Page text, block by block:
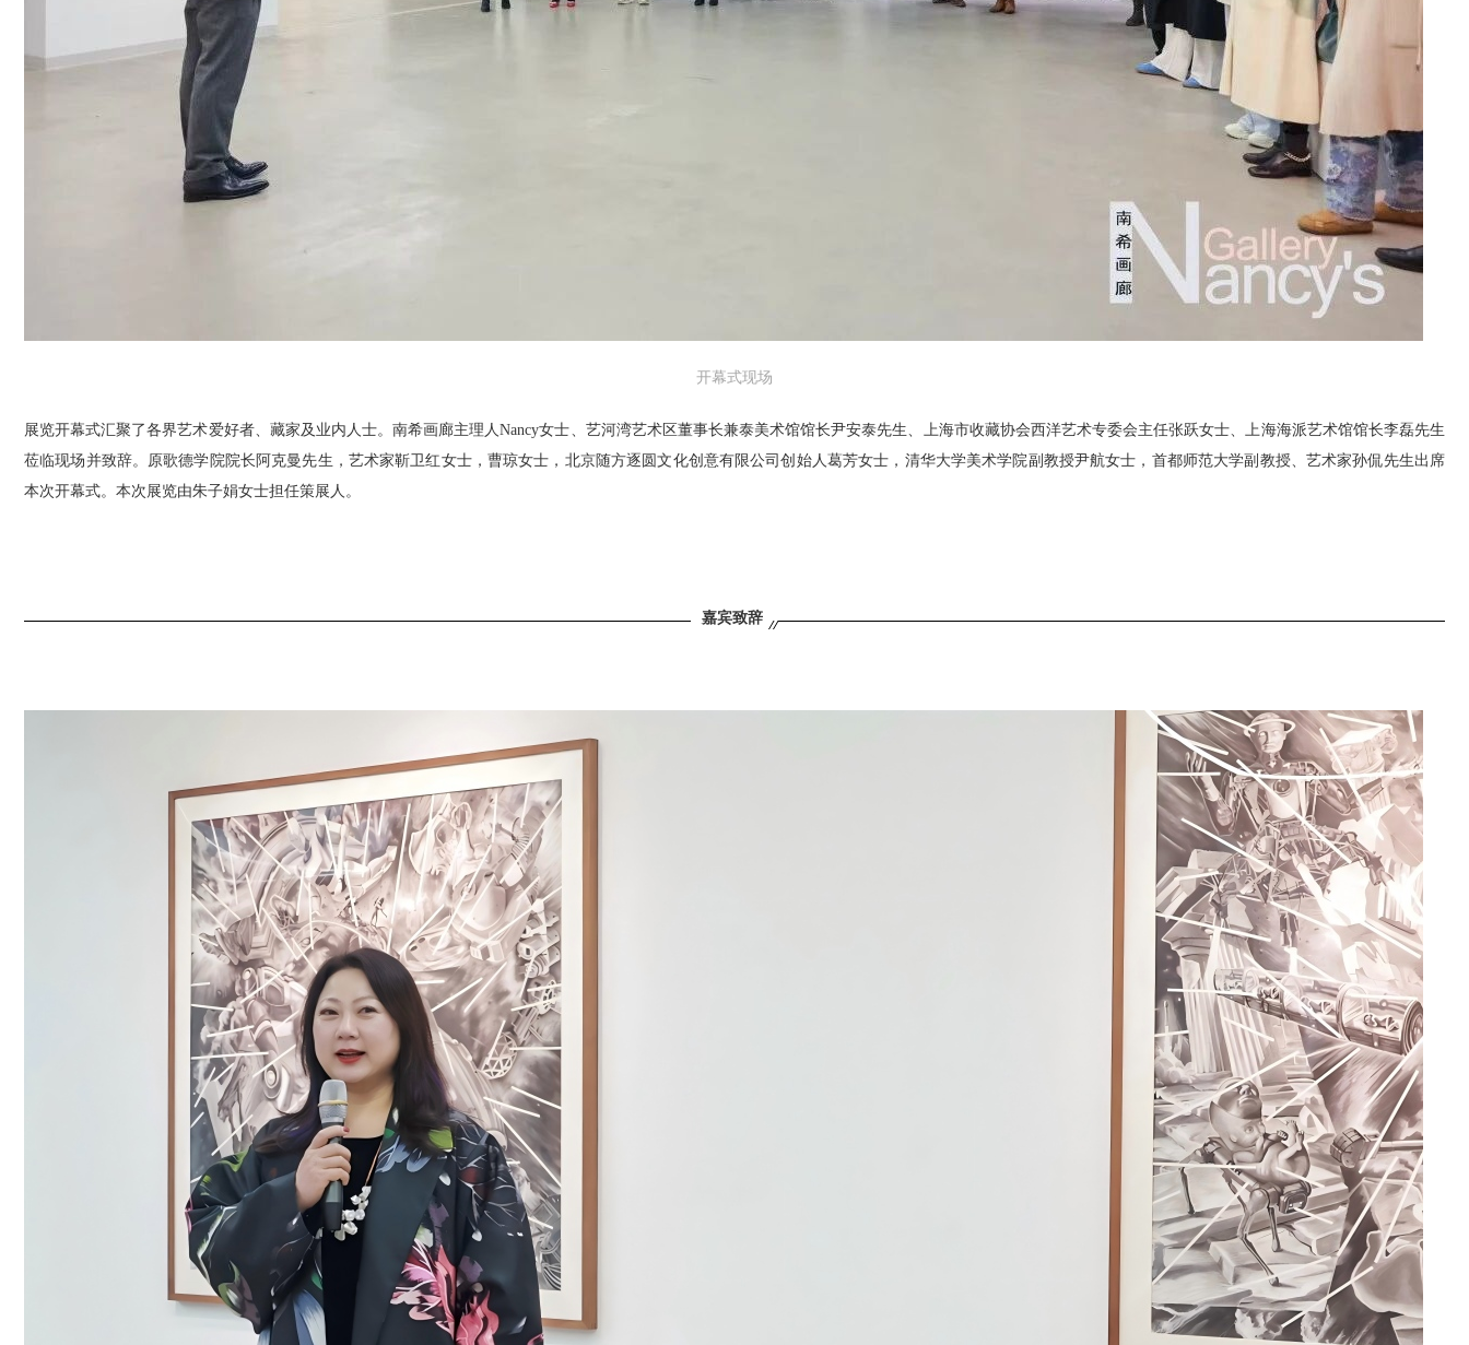
开幕式现场
展览开幕式汇聚了各界艺术爱好者、藏家及业内人士。南希画廊主理人Nancy女士、艺河湾艺术区董事长兼泰美术馆馆长尹安泰先生、上海市收藏协会西洋艺术专委会主任张跃女士、上海海派艺术馆馆长李磊先生
莅临现场并致辞。原歌德学院院长阿克曼先生，艺术家靳卫红女士，曹琼女士，北京随方逐圆文化创意有限公司创始人葛芳女士，清华大学美术学院副教授尹航女士，首都师范大学副教授、艺术家孙侃先生出席
本次开幕式。本次展览由朱子娟女士担任策展人。
嘉宾致辞